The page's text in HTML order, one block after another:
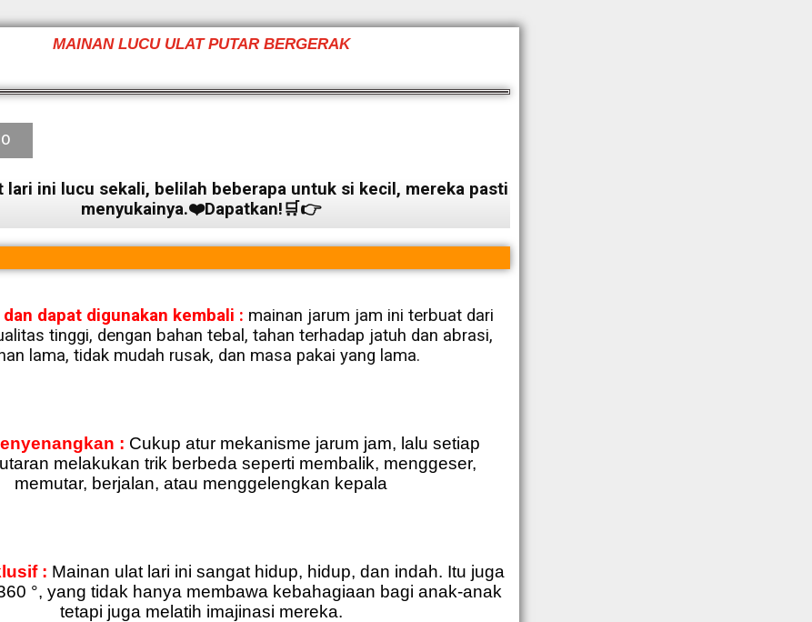
MAINAN LUCU ULAT PUTAR BERGERAK
lari ini lucu sekali, belilah beberapa untuk si kecil, mereka pasti
menyukainya.❤️Dapatkan!🛒👉
dan dapat digunakan kembali : mainan jarum jam ini terbuat dari
tinggi, dengan bahan tebal, tahan terhadap jatuh dan abrasi,
lama, tidak mudah rusak, dan masa pakai yang lama.
: Cukup atur mekanisme jarum jam, lalu setiap
melakukan trik berbeda seperti membalik, menggeser,
memutar, berjalan, atau menggelengkan kepala
: Mainan ulat lari ini sangat hidup, hidup, dan indah. Itu juga
°, yang tidak hanya membawa kebahagiaan bagi anak-anak
tetapi juga melatih imajinasi mereka.